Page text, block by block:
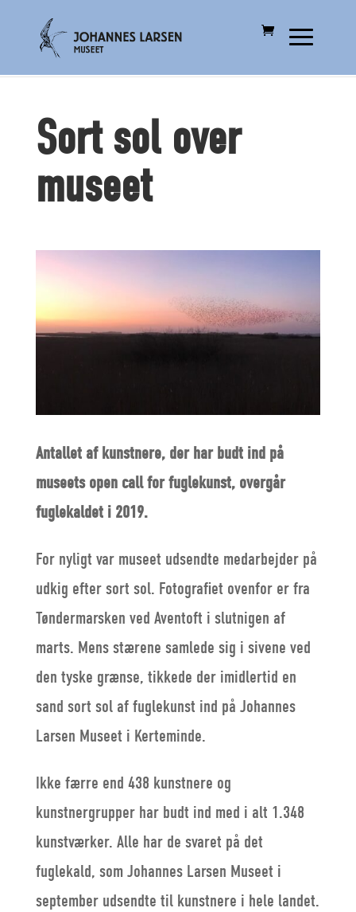
Sort sol over
museet
Antallet af kunstnere, der har budt ind på
museets open call for fuglekunst, overgår
fuglekaldet i 2019.
For nyligt var museet udsendte medarbejder på
udkig efter sort sol. Fotografiet ovenfor er fra
Tøndermarsken ved Aventoft i slutnigen af
marts. Mens stærene samlede sig i sivene ved
den tyske grænse, tikkede der imidlertid en
sand sort sol af fuglekunst ind på Johannes
Larsen Museet i Kerteminde.
Ikke færre end 438 kunstnere og
kunstnergrupper har budt ind med i alt 1.348
kunstværker. Alle har de svaret på det
fuglekald, som Johannes Larsen Museet i
september udsendte til kunstnere i hele landet.